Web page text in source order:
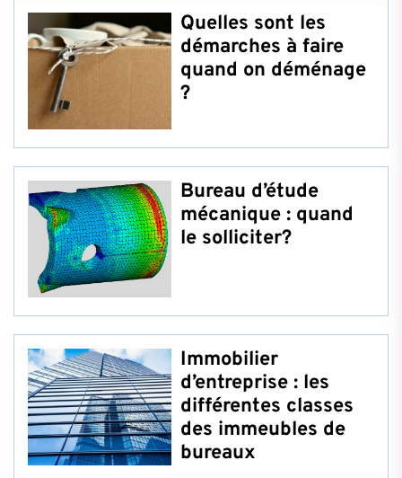
Quelles sont les
démarches à faire
quand on déménage
?
Bureau d’étude
mécanique : quand
le solliciter?
Immobilier
d’entreprise : les
différentes classes
des immeubles de
bureaux